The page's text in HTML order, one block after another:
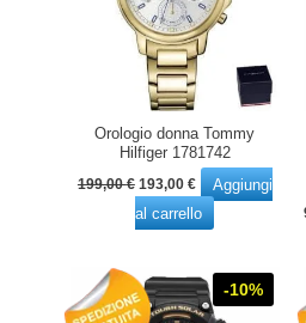
Orologio donna Tommy
Hilfiger 1781742
199,00€ Il
prezzo
originale
era:
193,00 €Il
prezzo
attuale
è:
Aggiungi
al carrello
-10%